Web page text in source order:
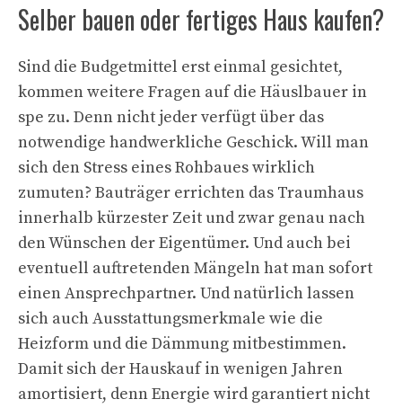
Selber bauen oder fertiges Haus kaufen?
Sind die Budgetmittel erst einmal gesichtet,
kommen weitere Fragen auf die Häuslbauer in
spe zu. Denn nicht jeder verfügt über das
notwendige handwerkliche Geschick. Will man
sich den Stress eines Rohbaues wirklich
zumuten? Bauträger errichten das Traumhaus
innerhalb kürzester Zeit und zwar genau nach
den Wünschen der Eigentümer. Und auch bei
eventuell auftretenden Mängeln hat man sofort
einen Ansprechpartner. Und natürlich lassen
sich auch Ausstattungsmerkmale wie die
Heizform und die Dämmung mitbestimmen.
Damit sich der Hauskauf in wenigen Jahren
amortisiert, denn Energie wird garantiert nicht